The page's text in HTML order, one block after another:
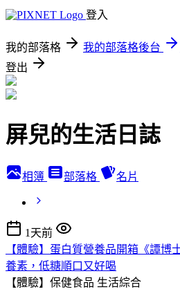
登入
我的部落格 我的部落格後台
登出
屏兒的生活日誌
相簿 部落格 名片
1天前
【體驗】蛋白質營養品開箱《譚博
養素，低糖順口又好喝
【體驗】保健食品 生活綜合